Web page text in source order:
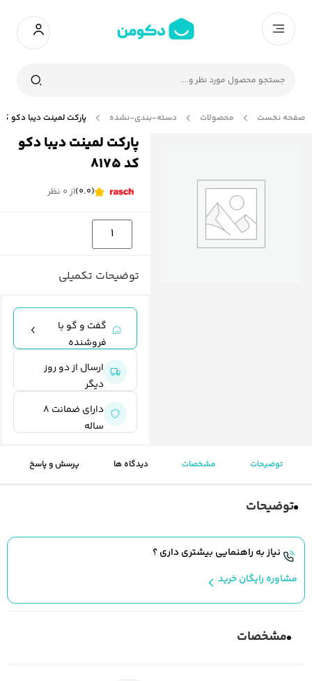
صفحه نخست محصولات دسته-بندی-نشده پارکت لمینت دیبا دکو کد
پارکت لمینت دیبا دکو
کد 8175
(0.0) از 0 نظر
توضیحات تکمیلی
گفت و گو با
فروشنده
ارسال از دو روز
دیگر
دارای ضمانت 8
ساله
توضیحات مشخصات دیدگاه ها پرسش و پاسخ
توضیحات
نیاز به راهنمایی بیشتری داری ؟
مشاوره رایگان خرید
مشخصات